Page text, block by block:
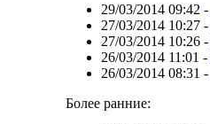
29/03/2014 09:42 -
27/03/2014 10:27-
27/03/2014 10:26-
26/03/2014 11:01 -
26/03/2014 08:31 -
Более ранние: